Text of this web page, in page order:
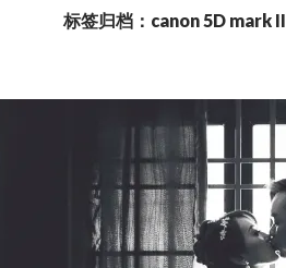
标签归档：canon 5D mark II